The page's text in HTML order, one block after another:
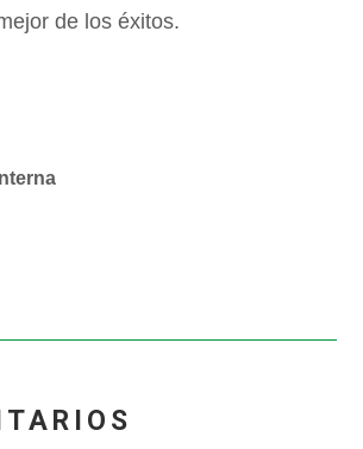
de los éxitos.